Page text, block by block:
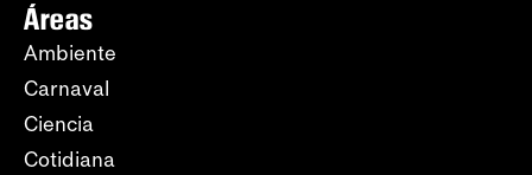
Áreas
Ambiente
Carnaval
Ciencia
Cotidiana